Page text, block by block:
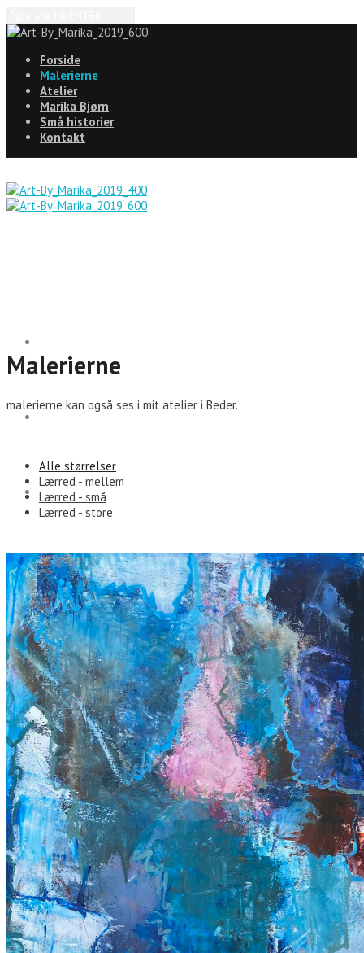
Forside
Malerierne
Atelier
Marika Bjørn
Små historier
Kontakt
Forside
Malerierne
Atelier
Marika Bjørn
Små historier
Kontakt
Malerierne
malerierne kan også ses i mit atelier i Beder.
Alle størrelser
Lærred - mellem
Lærred - små
Lærred - store